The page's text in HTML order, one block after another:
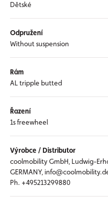
Dětské
Odpružení
Without suspension
Rám
AL tripple butted
Řazení
1s freewheel
Výrobce / Distributor
coolmobility GmbH, Ludwig-
GERMANY,
Ph. +495213299880